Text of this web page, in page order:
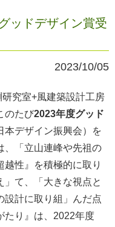
ッドデザイン賞受
2023/10/05
究室+風建築設計工房
のたび2023年度グッド
本デザイン振興会）を
、「立山連峰や先祖の
性』を積極的に取り
て、「大きな視点と
設計に取り組」んだ点
たり』は、2022年度